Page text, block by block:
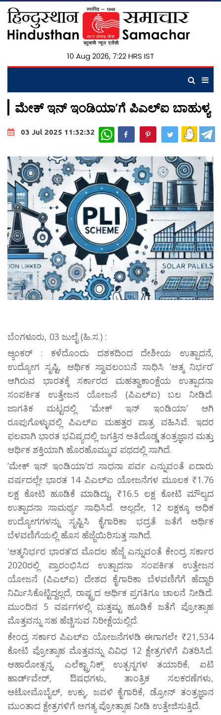
10 Aug 2026, 7:22 HRS IST
ಮೇಕ್‌ ಇನ್‌ ಇಂಡಿಯಾʼಗೆ ಪಿಎಲ್‌ಐ ಬಾಹುಳ್ಯ
03 Jul 2025 11:32:32 WhatsApp
ಬೆಂಗಳೂರು, 03 ಜುಲೈ (ಹಿ.ಸ.) :
ಆ್ಯಂಕರ್ : ಕಳೆದೊಂದು ದಶಕದಿಂದ ದೇಶೀಯ ಉತ್ಪಾದನೆ,
ಉದ್ಯೋಗ ಸೃಷ್ಟಿ, ಆರ್ಥಿಕ ಸ್ವಾವಲಂಬನೆ ಸಾಧಿಸಿ ʼಆತ್ಮ ನಿರ್ಭರʼ
ಆಗಿರುವ ಭಾರತಕ್ಕೆ ಸರ್ಕಾರದ ಮಹತ್ವಾಕಾಂಕ್ಷೆಯ ಉತ್ಪಾದನಾ
ಸಂಪರ್ಕಿತ ಉತ್ತೇಜನ ಯೋಜನೆ (ಪಿಎಲ್‌ಐ) ಬಲ ನೀಡಿದೆ.
ಜಾಗತಿಕ ಮಟ್ಟದಲ್ಲಿ ʼಮೇಕ್‌ ಇನ್‌ ಇಂಡಿಯಾʼ ಆಗಿ
ರೂಪುಗೊಳ್ಳುವಲ್ಲಿ ಪಿಎಲ್‌ಐ ಮಹತ್ತರ ಪಾತ್ರ ವಹಿಸಿವೆ. ಇದರ
ಫಲವಾಗಿ ಭಾರತ ಭವಿಷ್ಯದಲ್ಲಿ ಜಗತ್ತಿನ ಅತಿದೊಡ್ಡ ತಂತ್ರಜ್ಞಾನ ಮತ್ತು
ಆರ್ಥಿಕ ಶಕ್ತಿಯಾಗಿ ಹೊರಹೊಮ್ಮುವ ಪಥದಲ್ಲಿ ಸಾಗಿದೆ.
ʼಮೇಕ್ ಇನ್ ಇಂಡಿಯಾʼದ ಸಾಧನಾ ಪರ್ವ ಎನ್ನುವಂತೆ ಐದಾರು
ವರ್ಷದಲ್ಲೇ ಭಾರತ 14 ಪಿಎಲ್‌ಐ ಯೋಜನೆಗಳ ಮೂಲಕ ₹1.76
ಲಕ್ಷ ಕೋಟಿ ಹೂಡಿಕೆ ಮಾಡಿದ್ದು, ₹16.5 ಲಕ್ಷ ಕೋಟಿ ಮೌಲ್ಯದ
ಉತ್ಪಾದನಾ ಸಾಮರ್ಥ್ಯ ಸಾಧಿಸಿದೆ. ಅಲ್ಲದೇ, 12 ಲಕ್ಷಕ್ಕೂ ಅಧಿಕ
ಉದ್ಯೋಗಗಳನ್ನು ಸೃಷ್ಟಿಸಿ ಕೈಗಾರಿಕಾ ಭದ್ರತೆ ಜತೆಗೆ ಆರ್ಥಿಕ
ಬೆಳವಣಿಗೆಯಲ್ಲಿ ಹೊಸ ಹೆಜ್ಜೆಯಿರಿಸುತ್ತ ಸಾಗಿದೆ.
ʻಆತ್ಮನಿರ್ಭರ ಭಾರತʼದ ಮೊದಲ ಹೆಜ್ಜೆ ಎನ್ನುವಂತೆ ಕೇಂದ್ರ ಸರ್ಕಾರ
2020ರಲ್ಲಿ ಪ್ರಾರಂಭಿಸಿದ ಉತ್ಪಾದನಾ ಸಂಪರ್ಕಿತ ಉತ್ತೇಜನ
ಯೋಜನೆ (ಪಿಎಲ್ಐ) ದೇಶದ ಕೈಗಾರಿಕಾ ಬೆಳವಣಿಗೆಗೆ ಹೆದ್ದಾರಿ
ನಿರ್ಮಿಸಿಕೊಟ್ಟಿದ್ದಲ್ಲದೆ, ರಾಷ್ಟ್ರದ ಆರ್ಥಿಕ ಪ್ರಗತಿಗೂ ಚಾಲನೆ ನೀಡಿದೆ.
ಮುಂದಿನ 5 ವರ್ಷಗಳಲ್ಲಿ ಮತ್ತಷ್ಟು ಹೂಡಿಕೆ ಜತೆಗೆ ಪ್ರೋತ್ಸಾಹ
ಮೊತ್ತವನ್ನು ಸಹ ಹೆಚ್ಚಿಸುವ ನಿರೀಕ್ಷೆಯಲ್ಲಿದೆ.
ಕೇಂದ್ರ ಸರ್ಕಾರ ಪಿಎಲ್‌ಐ ಯೋಜನೆಗಳಡಿ ಈಗಾಗಲೇ ₹21,534
ಕೋಟಿ ಪ್ರೋತ್ಸಾಹ ಮೊತ್ತವನ್ನು ವಿವಿಧ 12 ಕ್ಷೇತ್ರಗಳಿಗೆ ವಿತರಿಸಿದೆ.
ಆಹಾರೋತ್ಪನ್ನ, ಎಲೆಕ್ಟ್ರಾನಿಕ್ಸ್ ಉತ್ಪನ್ನಗಳ ತಯಾರಿಕೆ, ಐಟಿ
ಹಾರ್ಡ್‌ವೇರ್, ಔಷಧಗಳು, ತಾಂತ್ರಿಕ ಸಲಕರಣೆಗಳು,
ಆಟೋಮೊಬೈಲ್, ಉಕ್ಕು, ಜವಳಿ ಕೈಗಾರಿಕೆ, ಡ್ರೋನ್‌ ತಂತ್ರಜ್ಞಾನ
ಮುಂತಾದ ಕ್ಷೇತ್ರಗಳಿಗೆ ಅಗತ್ಯ ಪ್ರೋತ್ಸಾಹ ನೀಡಿ ಉತ್ತೇಜಿಸುತ್ತಿದೆ.